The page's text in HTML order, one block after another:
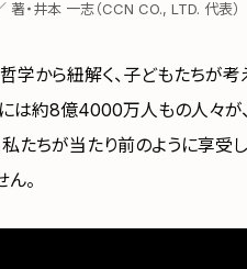
・井本 一志（CCN CO., LTD. 代表）
学から紐解く、子どもたちが考
は約8億4000万人もの人々が
私たちが当たり前のように享
。